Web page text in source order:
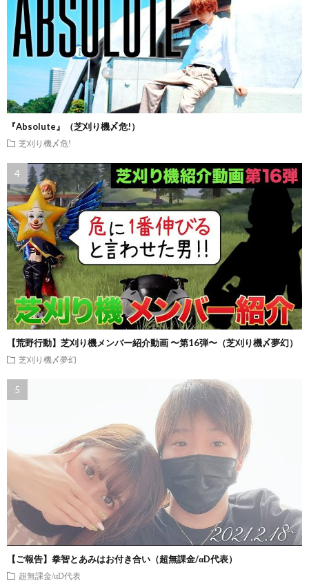
『Absolute』（芝刈り機〆危!）
芝刈り機〆危!
【荒野行動】芝刈り機メンバー紹介動画 〜第16弾〜（芝刈り機〆夢幻）
芝刈り機〆夢幻
【ご報告】拳智とあみはお付き合い（超無課金/αD代表）
超無課金/αD代表